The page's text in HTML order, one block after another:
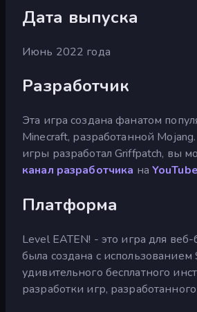
Дата выпуска
Июнь 2022 года
Разработчик
Эта игра создана фанатом
Minecraft, разработанной
игры разработал Griffpatch, вы
канал разработчика на YouTube
Платформа
Level EATEN! - это игра для
была создана с использованием
удивительного бесплатного
разработки игр,